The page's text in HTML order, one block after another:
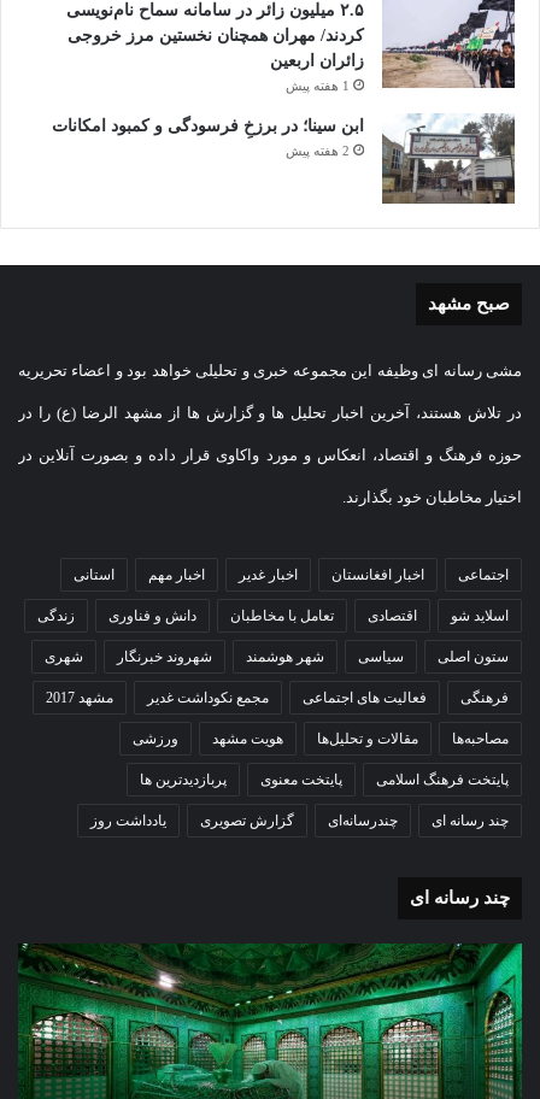
۲.۵ میلیون زائر در سامانه سماح نام‌نویسی
کردند/ مهران همچنان نخستین مرز خروجی
زائران اربعین
1 هفته پیش
ابن سینا؛ در برزخِ فرسودگی و کمبود امکانات
2 هفته پیش
صبح مشهد
مشی رسانه ای وظیفه این مجموعه خبری و تحلیلی خواهد بود و اعضاء تحریریه
در تلاش هستند، آخرین اخبار تحلیل ها و گزارش ها از مشهد الرضا (ع) را در
حوزه فرهنگ و اقتصاد، انعکاس و مورد واکاوی قرار داده و بصورت آنلاین در
اختیار مخاطبان خود بگذارند.
اجتماعی اخبار افغانستان اخبار غدیر اخبار مهم استانی
اسلاید شو اقتصادی تعامل با مخاطبان دانش و فناوری زندگی
ستون اصلی سیاسی شهر هوشمند شهروند خبرنگار شهری
فرهنگی فعالیت های اجتماعی مجمع نکوداشت غدیر مشهد 2017
مصاحبه‌ها مقالات و تحلیل‌ها هویت مشهد ورزشی
پایتخت فرهنگ اسلامی پایتخت معنوی پربازدیدترین ها
چند رسانه ای چندرسانه‌ای گزارش تصویری یادداشت روز
چند رسانه ای
گزارش
تصویری
تشییع
پیکر
مطهر
شهید